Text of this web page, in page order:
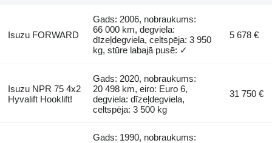
Isuzu FORWARD
Gads: 2006, nobraukums:
66 000 km, degviela:
dīzeļdegviela, celtspēja: 3 950
kg, stūre labajā pusē: ✓
5 678 €
Isuzu NPR 75 4x2
Hyvalift Hooklift!
Gads: 2020, nobraukums:
20 498 km, eiro: Euro 6,
degviela: dīzeļdegviela,
celtspēja: 3 500 kg
31 750 €
Gads: 1990, nobraukums: